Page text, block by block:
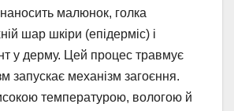
малюнок, голка
шар шкіри (епідерміс) і
у дерму. Цей процес травмує
запускає механізм загоєння.
температурою, вологою й